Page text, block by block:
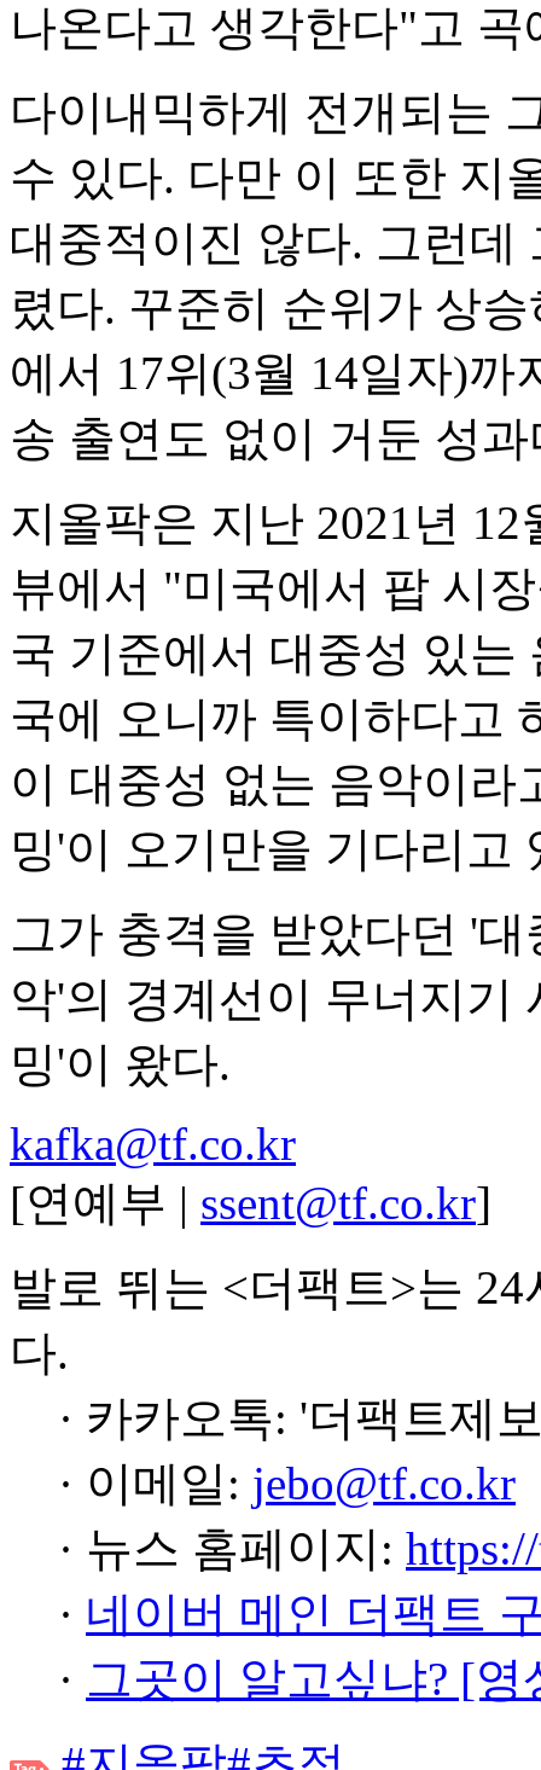
나온다고 생각한다"고
다이내믹하게 전개되는
수 있다. 다만 이 또한 지
대중적이진 않다. 그런데
렸다. 꾸준히 순위가 상
에서 17위(3월 14일자)
송 출연도 없이 거둔 성과
지올팍은 지난 2021년
뷰에서 "미국에서 팝 시
국 기준에서 대중성 있는
국에 오니까 특이하다고
이 대중성 없는 음악이라
밍'이 오기만을 기다리고
그가 충격을 받았다던 '
악'의 경계선이 무너지기
밍'이 왔다.
kafka@tf.co.kr
[연예부 | ssent@tf.co.kr]
발로 뛰는 <더팩트>는
다.
· 카카오톡: '더팩트제
· 이메일: jebo@tf.co.kr
· 뉴스 홈페이지:
· 네이버 메인 더팩트
· 그곳이 알고싶냐? [